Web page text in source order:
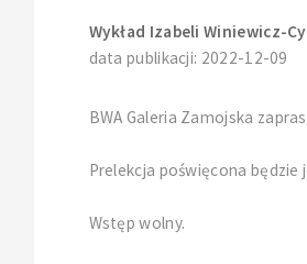
Wykład Izabeli Winiewicz-
data publikacji: 2022-12-09
BWA Galeria Zamojska
Prelekcja poświęcona będzie
Wstęp wolny.